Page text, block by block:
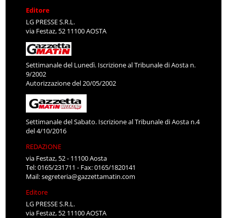
Editore
LG PRESSE S.R.L.
via Festaz, 52 11100 AOSTA
Settimanale del Lunedì. Iscrizione al Tribunale di Aosta n.
9/2002
Autorizzazione del 20/05/2002
Settimanale del Sabato. Iscrizione al Tribunale di Aosta n.4
del 4/10/2016
REDAZIONE
via Festaz, 52 - 11100 Aosta
Tel: 0165/231711 - Fax: 0165/1820141
Mail:segreteria@gazzettamatin.com
Editore
LG PRESSE S.R.L.
via Festaz, 52 11100 AOSTA